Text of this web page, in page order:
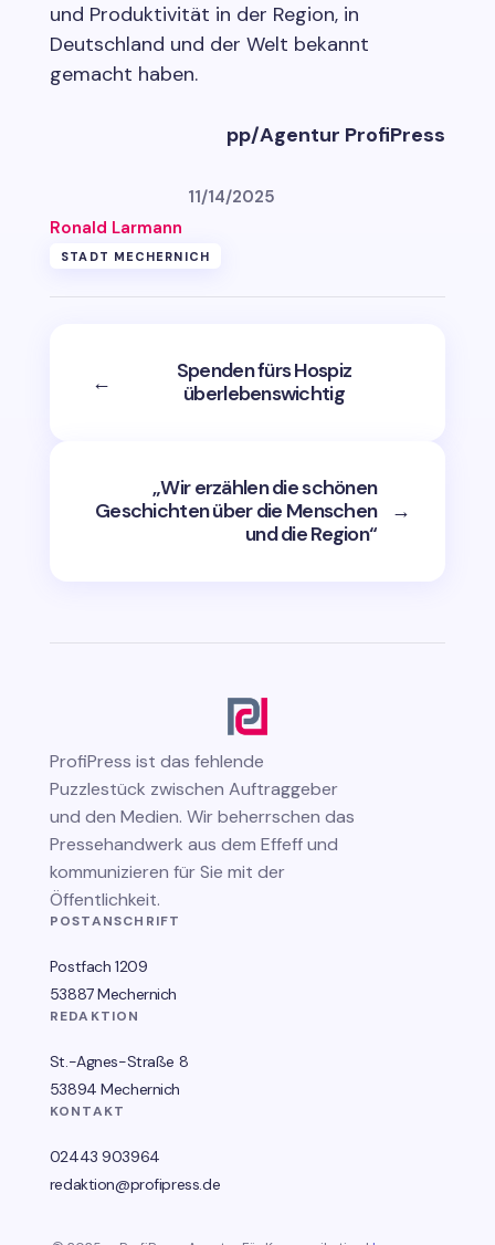
und Produktivität in der Region, in
Deutschland und der Welt bekannt
gemacht haben.
pp/Agentur ProfiPress
Ronald Larmann
11/14/2025
STADT MECHERNICH
←
Spenden fürs Hospiz
überlebenswichtig
„Wir erzählen die schönen
Geschichten über die Menschen
und die Region“
→
ProfiPress ist das fehlende
Puzzlestück zwischen Auftraggeber
und den Medien. Wir beherrschen das
Pressehandwerk aus dem Effeff und
kommunizieren für Sie mit der
Öffentlichkeit.
POSTANSCHRIFT
Postfach 1209
53887 Mechernich
REDAKTION
St.-Agnes-Straße 8
53894 Mechernich
KONTAKT
02443 903964
redaktion@profipress.de